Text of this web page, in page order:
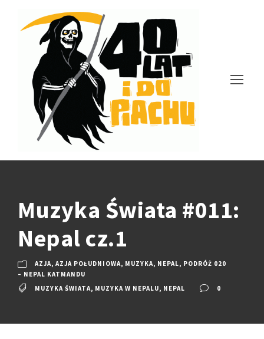
Muzyka Świata #011:
Nepal cz.1
AZJA, AZJA POŁUDNIOWA, MUZYKA, NEPAL, PODRÓŻ 020
– NEPAL KATMANDU
MUZYKA ŚWIATA, MUZYKA W NEPALU, NEPAL 0